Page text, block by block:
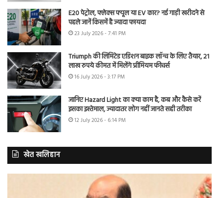
E20 पेट्रोल, फ्लेक्स फ्यूल या EV कार? नई गाड़ी खरीदने से
पहले जानें किसमें है ज्यादा फायदा
23 July 2026 - 7:41 PM
Triumph की लिमिटेड एडिशन बाइक लॉन्च के लिए तैयार, 21
लाख रुपये कीमत में मिलेंगे प्रीमियम फीचर्स
16 July 2026 - 3:17 PM
जानिए Hazard Light का क्या काम है, कब और कैसे करें
इसका इस्तेमाल, ज्यादातर लोग नहीं जानते सही तरीका
12 July 2026 - 6:14 PM
खेत खलिहान